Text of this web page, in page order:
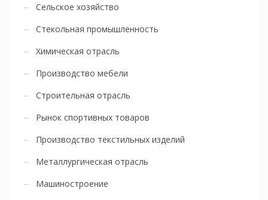
Сельское хозяйство
Стекольная промышленность
Химическая отрасль
Производство мебели
Строительная отрасль
Рынок спортивных товаров
Производство текстильных изделий
Металлургическая отрасль
Машиностроение